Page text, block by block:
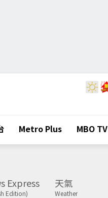
Metro Plus MBO TV
Express
Edition)
天氣
Weather